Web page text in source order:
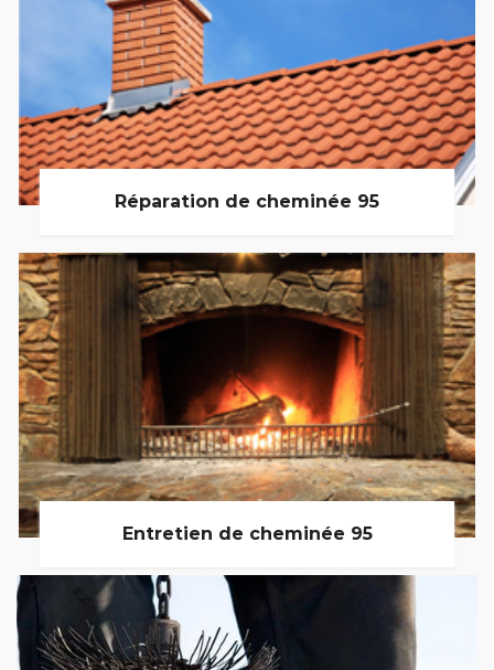
Réparation de cheminée 95
Entretien de cheminée 95